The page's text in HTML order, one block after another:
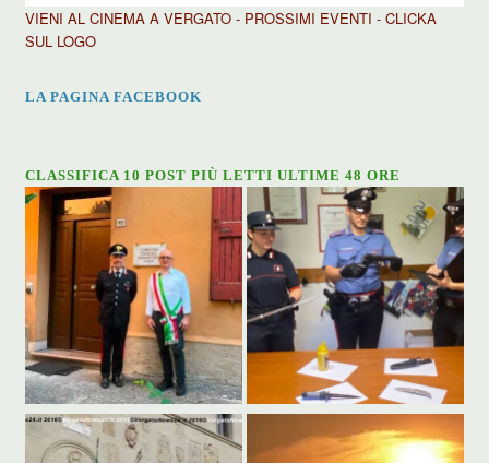
VIENI AL CINEMA A VERGATO - PROSSIMI EVENTI - CLICKA
SUL LOGO
LA PAGINA FACEBOOK
CLASSIFICA 10 POST PIÙ LETTI ULTIME 48 ORE